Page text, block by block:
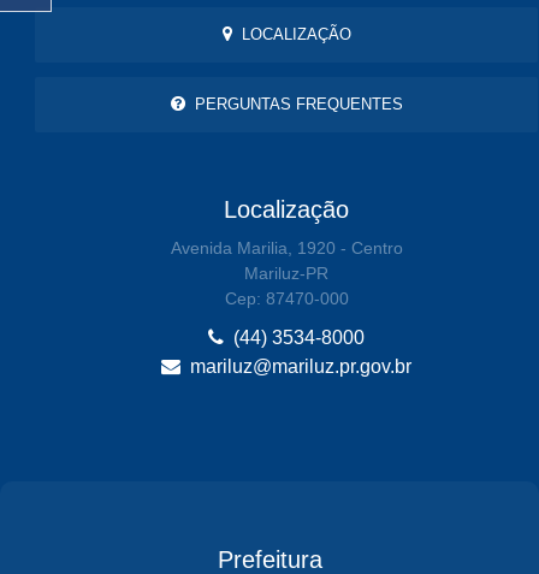
LOCALIZAÇÃO
PERGUNTAS FREQUENTES
Localização
Avenida Marilia, 1920 - Centro
Mariluz-PR
Cep: 87470-000
(44) 3534-8000
mariluz@mariluz.pr.gov.br
Prefeitura